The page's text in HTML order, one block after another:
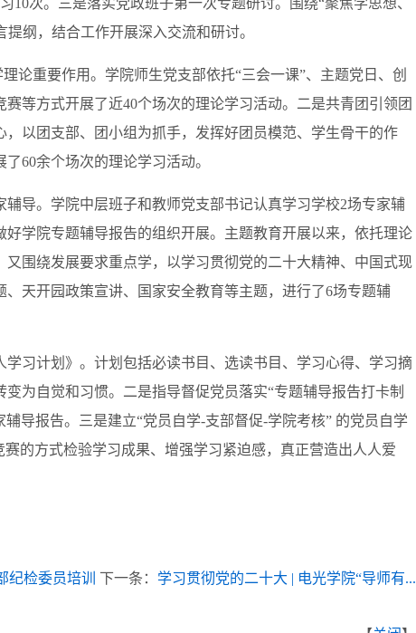
次。三是落实党政班子第一次专题研讨。围绕“聚焦学思想、
纲，结合工作开展深入交流和研讨。
重要作用。学院师生党支部依托“三会一课”、主题党日、创
等方式开展了近40个场次的理论学习活动。二是共青团引领团
以团支部、团小组为抓手，发挥好团员模范、学生骨干的作
60余个场次的理论学习活动。
。学院中层班子和教师党支部书记认真学习学校2场专家辅
学院专题辅导报告的组织开展。主题教育开展以来，依托理论
围绕发展要求重点学，以学习贯彻党的二十大精神、中国式现
天开园政策宣讲、国家安全教育等主题，进行了6场专题辅
计划》。计划包括必读书目、选读书目、学习心得、学习摘
为自觉和习惯。二是指导督促党员落实“专题辅导报告打卡制
导报告。三是建立“党员自学-支部督促-学院考核” 的党员自学
的方式检验学习成果、增强学习紧迫感，真正营造出人人爱
纪检委员培训 下一条： 学习贯彻党的二十大 | 电光学院“导师有...